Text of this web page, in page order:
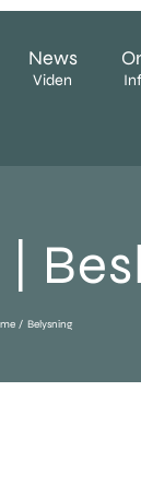
News
Viden
Belysning